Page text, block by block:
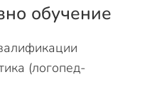
обучение
(логопед-